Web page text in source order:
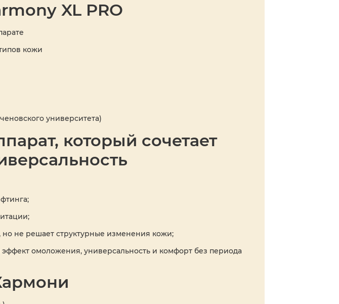
XL PRO
кожи
университета)
который сочетает
не решает структурные изменения кожи;
омоложения, универсальность и комфорт без периода